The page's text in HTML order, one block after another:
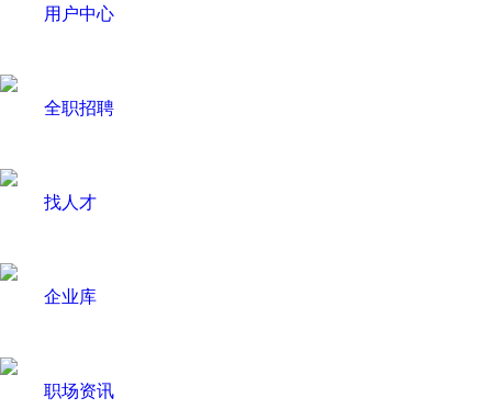
用户中心
全职招聘
找人才
企业库
职场资讯